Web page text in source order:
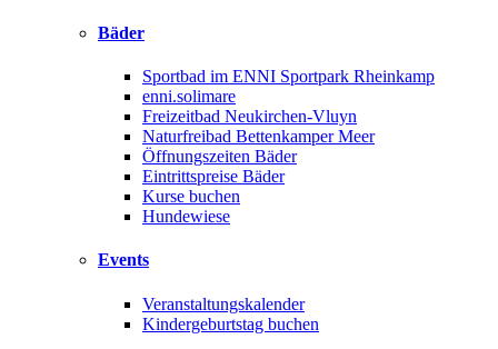
Bäder
Sportbad im ENNI Sportpark Rheinkamp
enni.solimare
Freizeitbad Neukirchen-Vluyn
Naturfreibad Bettenkamper Meer
Öffnungszeiten Bäder
Eintrittspreise Bäder
Kurse buchen
Hundewiese
Events
Veranstaltungskalender
Kindergeburtstag buchen